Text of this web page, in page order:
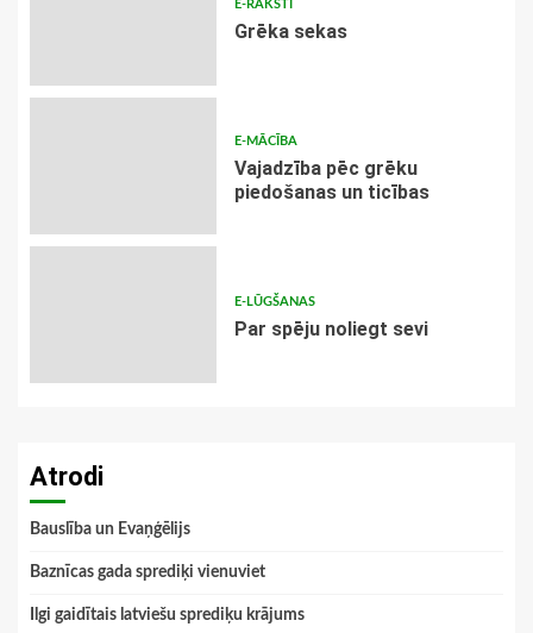
E-RAKSTI
Grēka sekas
E-MĀCĪBA
Vajadzība pēc grēku
piedošanas un ticības
E-LŪGŠANAS
Par spēju noliegt sevi
Atrodi
Bauslība un Evaņģēlijs
Baznīcas gada sprediķi vienuviet
Ilgi gaidītais latviešu sprediķu krājums